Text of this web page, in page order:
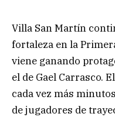
Villa San Martín
fortaleza en la
viene ganando
el de Gael Carrasco.
cada vez más
de jugadores de